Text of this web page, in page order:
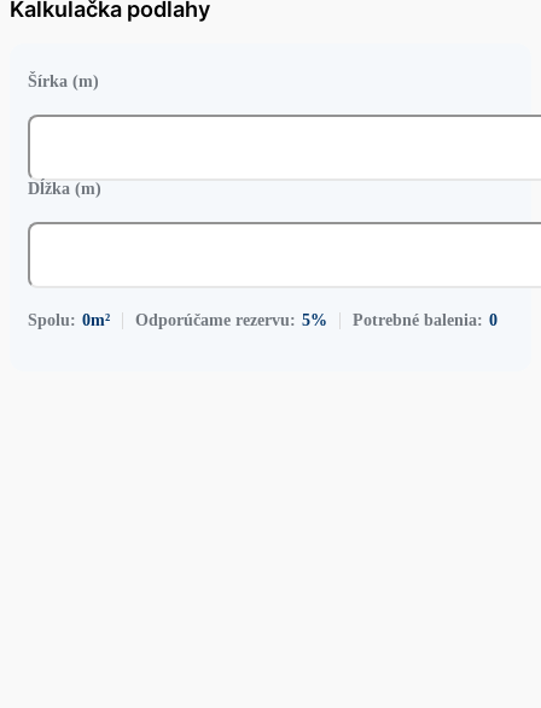
Kalkulačka podlahy
Šírka (m)
Dĺžka (m)
Spolu: 0m² Odporúčame rezervu: 5% Potrebné balenia: 0